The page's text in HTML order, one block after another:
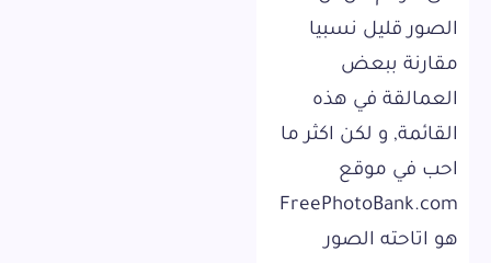
الصور قليل نسبيا
مقارنة ببعض
العمالقة في هذه
القائمة, و لكن اكثر ما
احب في موقع
FreePhotoBank.com
هو اتاحته الصور